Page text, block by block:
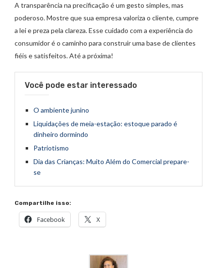
A transparência na precificação é um gesto simples, mas
poderoso. Mostre que sua empresa valoriza o cliente, cumpre
a lei e preza pela clareza. Esse cuidado com a experiência do
consumidor é o caminho para construir uma base de clientes
fiéis e satisfeitos. Até a próxima!
Você pode estar interessado
O ambiente junino
Liquidações de meia-estação: estoque parado é
dinheiro dormindo
Patriotismo
Dia das Crianças: Muito Além do Comercial prepare-
se
Compartilhe isso:
Facebook X